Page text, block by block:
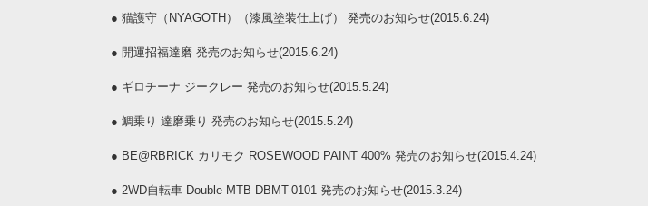
● 猫護守（NYAGOTH）（漆風塗装仕上げ） 発売のお知らせ(2015.6.24)
● 開運招福達磨 発売のお知らせ(2015.6.24)
● ギロチーナ ジークレー 発売のお知らせ(2015.5.24)
● 鯛乗り 達磨乗り 発売のお知らせ(2015.5.24)
● BE@RBRICK カリモク ROSEWOOD PAINT 400% 発売のお知らせ(2015.4.24)
● 2WD自転車 Double MTB DBMT-0101 発売のお知らせ(2015.3.24)